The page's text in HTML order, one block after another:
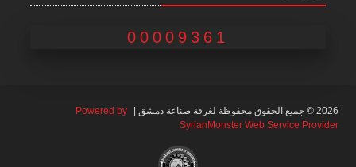
00009361
2026 © جميع الحقوق محفوظة لغرفة صناعة دمشق |
Powered by
SyrianMonster Web Service Provider